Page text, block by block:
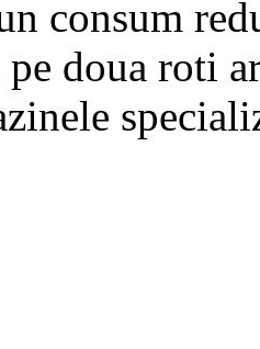
consum
doua roti